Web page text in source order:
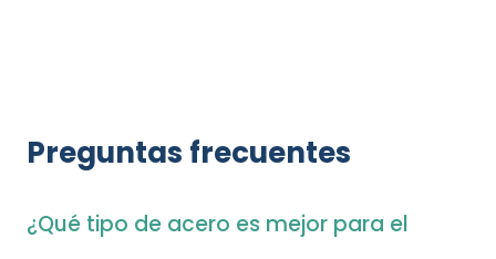
Preguntas frecuentes
¿Qué tipo de acero es mejor para el